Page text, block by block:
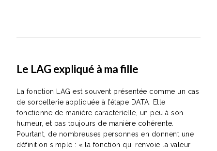
Le LAG expliqué à ma fille
La fonction LAG est souvent présentée comme un cas
de sorcellerie appliquée à l’étape DATA. Elle
fonctionne de manière caractérielle, un peu à son
humeur, et pas toujours de manière cohérente.
Pourtant, de nombreuses personnes en donnent une
définition simple : « la fonction qui renvoie la valeur